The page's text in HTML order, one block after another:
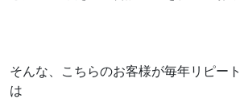
そんな、こちらのお客様が毎年リピー
は